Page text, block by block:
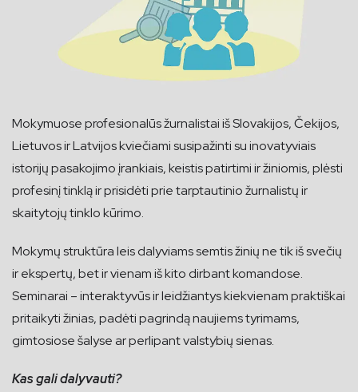
Mokymuose profesionalūs žurnalistai iš Slovakijos, Čekijos,
Lietuvos ir Latvijos kviečiami susipažinti su inovatyviais
istorijų pasakojimo įrankiais, keistis patirtimi ir žiniomis, plėsti
profesinį tinklą ir prisidėti prie tarptautinio žurnalistų ir
skaitytojų tinklo kūrimo.
Mokymų struktūra leis dalyviams semtis žinių ne tik iš svečių
ir ekspertų, bet ir vienam iš kito dirbant komandose.
Seminarai – interaktyvūs ir leidžiantys kiekvienam praktiškai
pritaikyti žinias, padėti pagrindą naujiems tyrimams,
gimtosiose šalyse ar perlipant valstybių sienas.
Kas gali dalyvauti?